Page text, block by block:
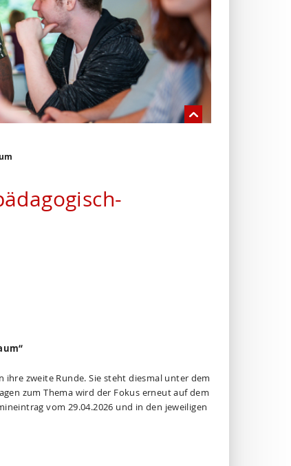
ihre zweite Runde. Sie steht diesmal unter dem
zum Thema wird der Fokus erneut auf dem
vom 29.04.2026 und in den jeweiligen